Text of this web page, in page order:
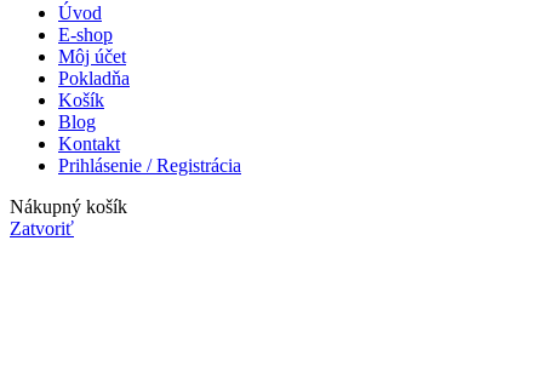
Úvod
E-shop
Môj účet
Pokladňa
Košík
Blog
Kontakt
Prihlásenie / Registrácia
Nákupný košík
Zatvoriť